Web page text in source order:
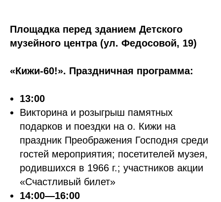
Площадка перед зданием Детского
музейного центра (ул. Федосовой, 19)
«Кижи-60!». Праздничная программа:
13:00
Викторина и розыгрыш памятных
подарков и поездки на о. Кижи на
праздник Преображения Господня среди
гостей мероприятия; посетителей музея,
родившихся в 1966 г.; участников акции
«Счастливый билет»
14:00—16:00